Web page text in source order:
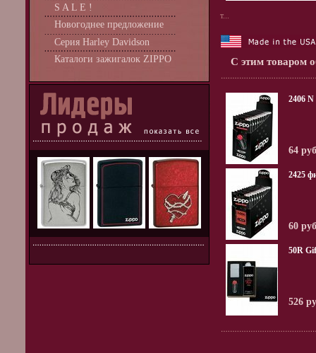
S A L E !
Новогоднее предложение
Серия Harley Davidson
Каталоги зажигалок ZIPPO
т...
С этим товаром
2406
64
2425
60
50R
526